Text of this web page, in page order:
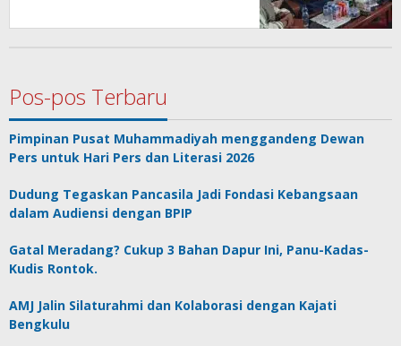
Pos-pos Terbaru
Pimpinan Pusat Muhammadiyah menggandeng Dewan
Pers untuk Hari Pers dan Literasi 2026
Dudung Tegaskan Pancasila Jadi Fondasi Kebangsaan
dalam Audiensi dengan BPIP
Gatal Meradang? Cukup 3 Bahan Dapur Ini, Panu-Kadas-
Kudis Rontok.
AMJ Jalin Silaturahmi dan Kolaborasi dengan Kajati
Bengkulu